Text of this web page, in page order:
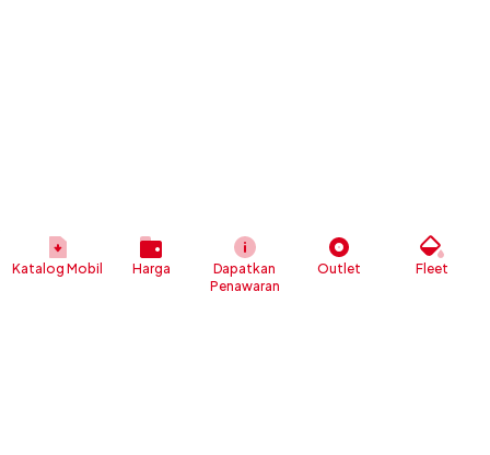
Katalog Mobil Harga
Dapatkan
Penawaran
Outlet Fleet